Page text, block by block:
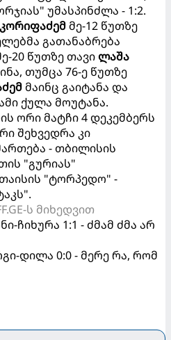
უმასპინძლა - 1:2.
მე-12 წუთზე
გათანაბრება
20 წუთზე თავი ლაშა
თუმცა 76-ე წუთზე
მაინც გაიტანა და
ქულა მოუტანა.
ორი მატჩი 4 დეკემბერს
შეხვედრა კი
- თბილისის
"გურიას"
"ტორპედო" -
ს მიხედვით
ჩიხურა 1:1 - ძმამ ძმა არ
დილა 0:0 - მერე რა, რომ